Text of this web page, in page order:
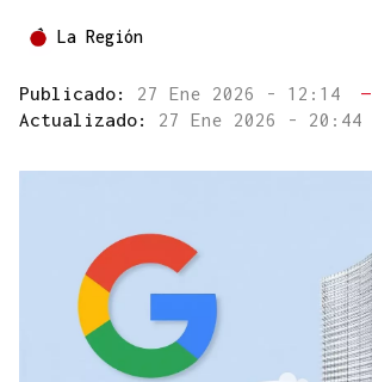
La Región
Publicado: 27 Ene 2026 - 12:14
—
Actualizado: 27 Ene 2026 - 20:44